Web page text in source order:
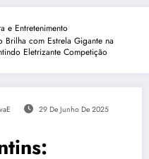
e Entretenimento
Brilha com Estrela Gigante na
Eletrizante Competição
29 De Junho De 2025